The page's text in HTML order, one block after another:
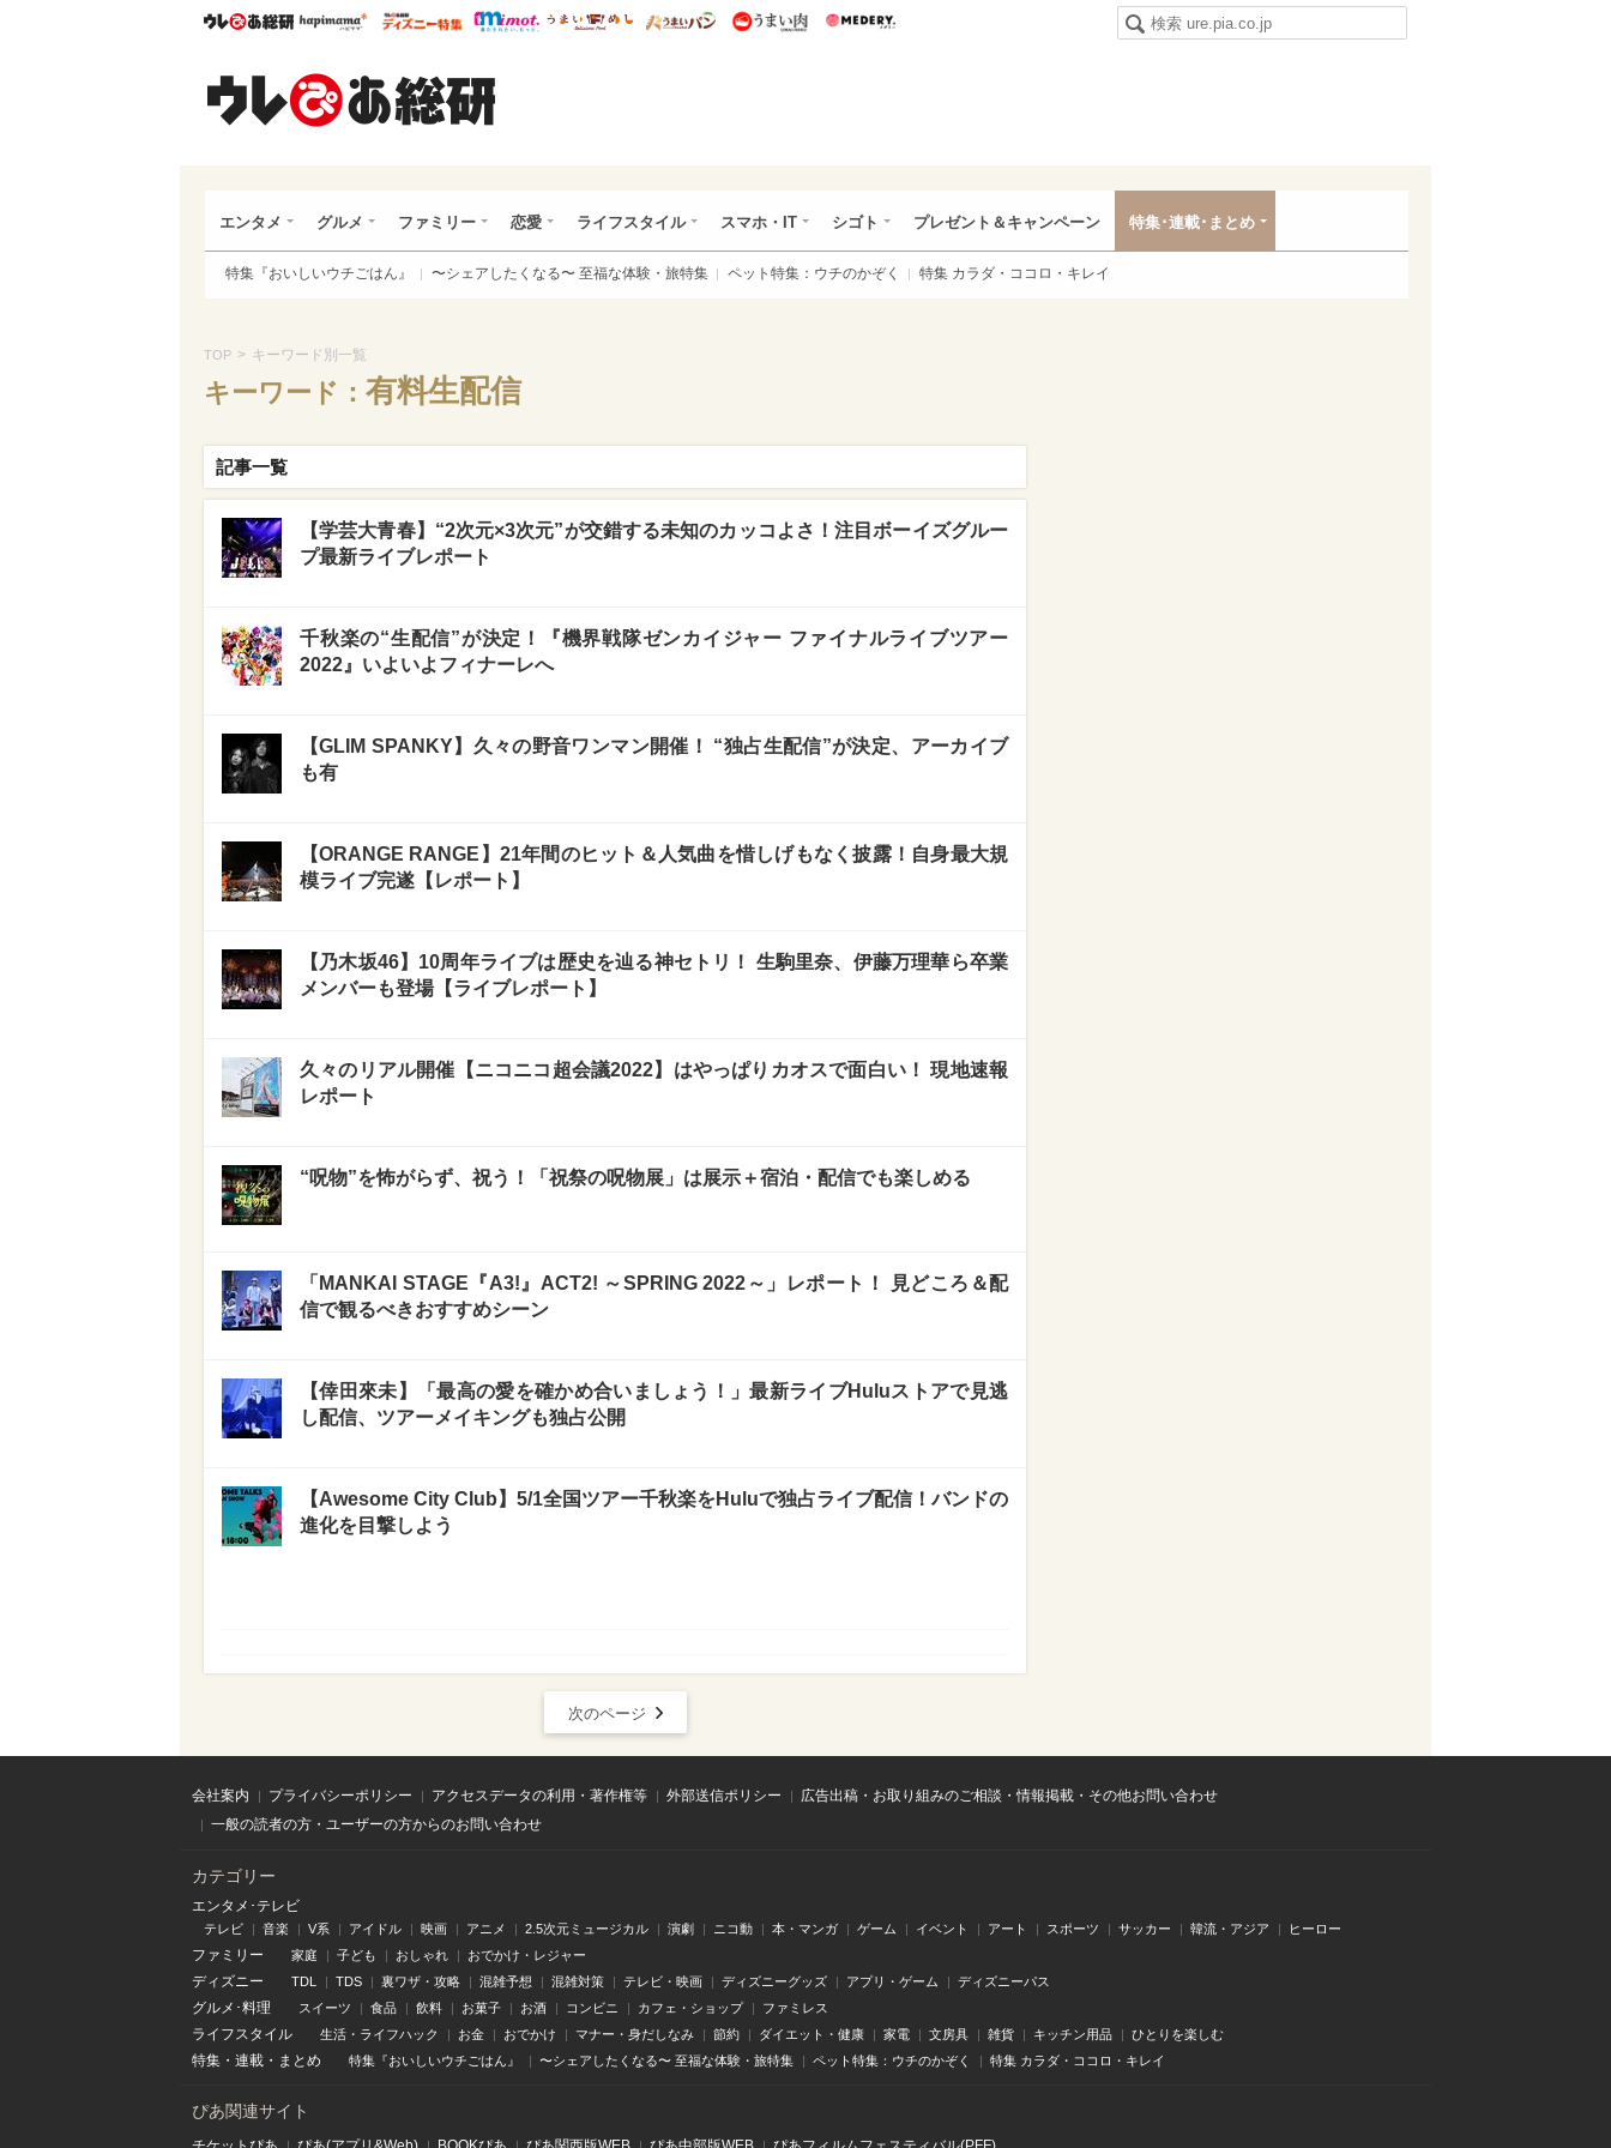
ウレぴあ総研ハピママ* ウレぴあ総研 ディズニー特集
mimot. うまいめし うまいパン うまい肉
エンタメ グルメ ファミリー 恋愛 ライフスタイル スマホ・IT シゴト プレゼント＆キャンペーン 特集･連載･まとめ
特集『おいしいウチごはん』 〜シェアしたくなる〜 至福な体験・旅特集 ペット特集：ウチのかぞく 特集 カラダ・ココロ・キレイ
TOP > キーワード別一覧
キーワード： 有料生配信
記事一覧
【学芸大青春】“2次元×3次元”が交錯する未知のカッコよさ！注目ボーイズグルー
プ最新ライブレポート
千秋楽の“生配信”が決定！『機界戦隊ゼンカイジャー ファイナルライブツアー
2022』いよいよフィナーレへ
【GLIM SPANKY】久々の野音ワンマン開催！ “独占生配信”が決定、アーカイブ
も有
【ORANGE RANGE】21年間のヒット＆人気曲を惜しげもなく披露！自身最大規
模ライブ完遂【レポート】
【乃木坂46】10周年ライブは歴史を辿る神セトリ！ 生駒里奈、伊藤万理華ら卒業
メンバーも登場【ライブレポート】
久々のリアル開催【ニコニコ超会議2022】はやっぱりカオスで面白い！ 現地速報
レポート
“呪物”を怖がらず、祝う！「祝祭の呪物展」は展示＋宿泊・配信でも楽しめる
「MANKAI STAGE『A3!』ACT2! ～SPRING 2022～」レポート！ 見どころ＆配
信で観るべきおすすめシーン
【倖田來未】「最高の愛を確かめ合いましょう！」最新ライブHuluストアで見逃
し配信、ツアーメイキングも独占公開
【Awesome City Club】5/1全国ツアー千秋楽をHuluで独占ライブ配信！バンドの
進化を目撃しよう
次のページ
会社案内 プライバシーポリシー アクセスデータの利用・著作権等 外部送信ポリシー
広告出稿・お取り組みのご相談・情報掲載・その他お問い合わせ
一般の読者の方・ユーザーの方からのお問い合わせ
カテゴリー
エンタメ･テレビ
テレビ 音楽 V系 アイドル 映画 アニメ 2.5次元ミュージカル 演劇 ニコ動 本・マンガ ゲーム イベント アート スポーツ サッカー 韓流・アジア ヒーロー
ファミリー 家庭 子ども おしゃれ おでかけ・レジャー
ディズニー TDL TDS 裏ワザ・攻略 混雑予想 混雑対策 テレビ・映画 ディズニーグッズ アプリ・ゲーム ディズニーパス
グルメ･料理 スイーツ 食品 飲料 お菓子 お酒 コンビニ カフェ・ショップ ファミレス
ライフスタイル 生活・ライフハック お金 おでかけ マナー・身だしなみ 節約 ダイエット・健康 家電 文房具 雑貨 キッチン用品 ひとりを楽しむ
特集 ・ 連載 ・ まとめ 特集『おいしいウチごはん』 〜シェアしたくなる〜 至福な体験・旅特集 ペット特集：ウチのかぞく 特集 カラダ・ココロ・キレイ
ぴあ関連サイト